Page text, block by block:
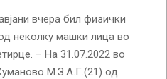
вчера бил физички
неколку машки лица во
– На 31.07.2022 во
М.З.А.Г.(21) од